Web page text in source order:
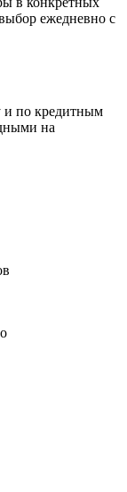
ежедневно с
и по кредитным
на